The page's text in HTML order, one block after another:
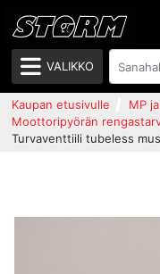
VALIKKO
Kaupan etusivulle
MP
Moottoripyörän
Turvaventtiili tubeless